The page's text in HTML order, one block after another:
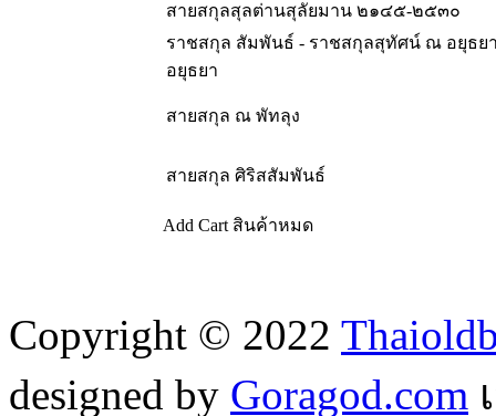
สายสกุลสุลต่านสุลัยมาน ๒๑๔๕-๒๕๓๐
ราชสกุล สัมพันธ์ - ราชสกุลสุทัศน์ ณ อยุธย
อยุธยา
สายสกุล ณ พัทลุง
สายสกุล ศิริสสัมพันธ์
Add Cart สินค้าหมด
Copyright © 2022
designed by Goragod.com